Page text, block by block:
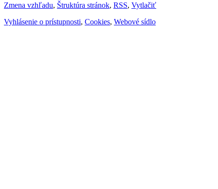
Zmena vzhľadu, Štruktúra stránok, RSS, Vytlačiť
Vyhlásenie o prístupnosti, Cookies, Webové sídlo